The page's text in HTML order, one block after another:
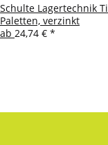
Schulte Lagertechnik
Paletten, verzinkt
ab 24,74 € *